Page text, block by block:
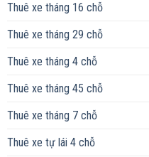
Thuê xe tháng 16 chỗ
Thuê xe tháng 29 chỗ
Thuê xe tháng 4 chỗ
Thuê xe tháng 45 chỗ
Thuê xe tháng 7 chỗ
Thuê xe tự lái 4 chỗ